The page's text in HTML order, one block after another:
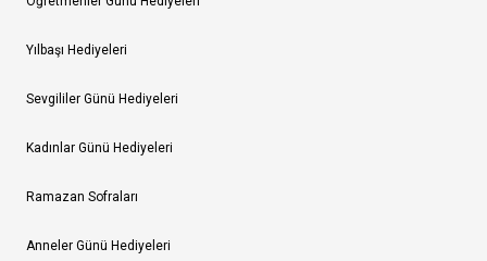
Yılbaşı Hediyeleri
Sevgililer Günü Hediyeleri
Kadınlar Günü Hediyeleri
Ramazan Sofraları
Anneler Günü Hediyeleri